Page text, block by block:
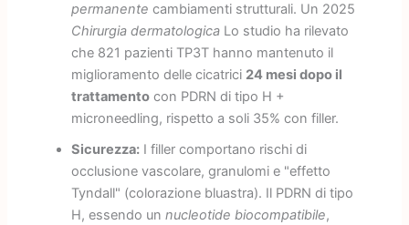
permanente cambiamenti strutturali. Un 2025
Chirurgia dermatologicaLo studio ha rilevato
che 821 pazienti TP3T hanno mantenuto il
miglioramento delle cicatrici 24 mesi dopo il
trattamentocon PDRN di tipo H +
microneedling, rispetto a soli 35% con filler.
Sicurezza:I filler comportano rischi di
occlusione vascolare, granulomi e "effetto
Tyndall" (colorazione bluastra). Il PDRN di tipo
H, essendo un nucleotide biocompatibile,